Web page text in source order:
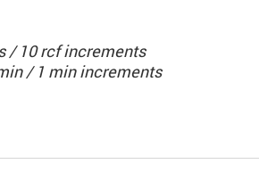
/ 10 rcf increments
/ 1 min increments